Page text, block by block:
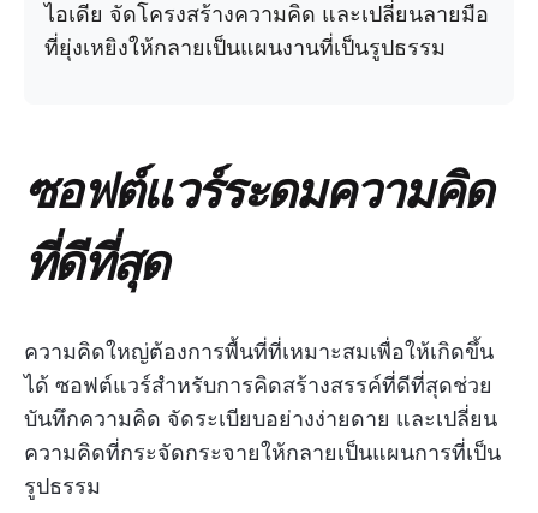
ไอเดีย จัดโครงสร้างความคิด และเปลี่ยนลายมือ
ที่ยุ่งเหยิงให้กลายเป็นแผนงานที่เป็นรูปธรรม
ซอฟต์แวร์ระดมความคิด
ที่ดีที่สุด
ความคิดใหญ่ต้องการพื้นที่ที่เหมาะสมเพื่อให้เกิดขึ้น
ได้ ซอฟต์แวร์สำหรับการคิดสร้างสรรค์ที่ดีที่สุดช่วย
บันทึกความคิด จัดระเบียบอย่างง่ายดาย และเปลี่ยน
ความคิดที่กระจัดกระจายให้กลายเป็นแผนการที่เป็น
รูปธรรม